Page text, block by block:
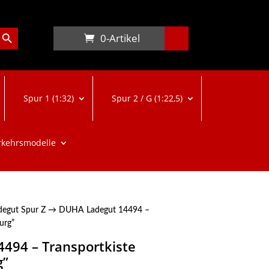
Button
0-Artikel
Spur 1 (1:32) Spur 2 / G (1:22,5)
Spur Z→ DUHA Ladegut 14494 –
– Transportkiste